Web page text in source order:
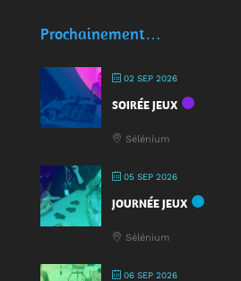
Prochainement…
02 SEP 2026
SOIRÉE JEUX
Sélénium
05 SEP 2026
JOURNÉE JEUX
Sélénium
06 SEP 2026